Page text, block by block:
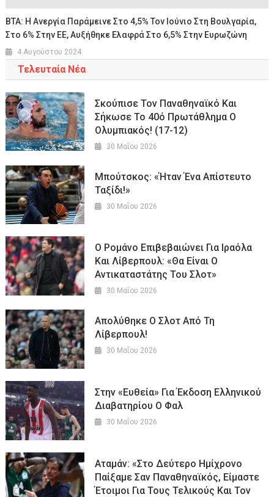
ΒΤΑ: Η Ανεργία Παράμεινε Στο 4,5% Τον Ιούνιο Στη Βουλγαρία,
Στο 6% Στην ΕΕ, Αυξήθηκε Ελαφρά Στο 6,5% Στην Ευρωζώνη
4 Αυγούστου 2024
Τελευταία Νέα
Σκούπισε Τον Παναθηναϊκό Και
Σήκωσε Το 40ό Πρωτάθλημα Ο
Ολυμπιακός! (17-12)
30 Μαΐου 2026
Μπούτσκος: «Ήταν Ένα Απίστευτο
Ταξίδι!»
30 Μαΐου 2026
O Ρομάνο Επιβεβαιώνει Για Ιραόλα
Και Λίβερπουλ: «Θα Είναι Ο
Αντικαταστάτης Του Σλοτ»
30 Μαΐου 2026
Απολύθηκε Ο Σλοτ Από Τη
Λίβερπουλ!
30 Μαΐου 2026
Στην «ευθεία» Για Έκδοση Ελληνικού
Διαβατηρίου Ο Φαλ
30 Μαΐου 2026
Αταμάν: «Στο Δεύτερο Ημίχρονο
Παίξαμε Σαν Παναθηναϊκός, Είμαστε
Έτοιμοι Για Τους Τελικούς Και Τον